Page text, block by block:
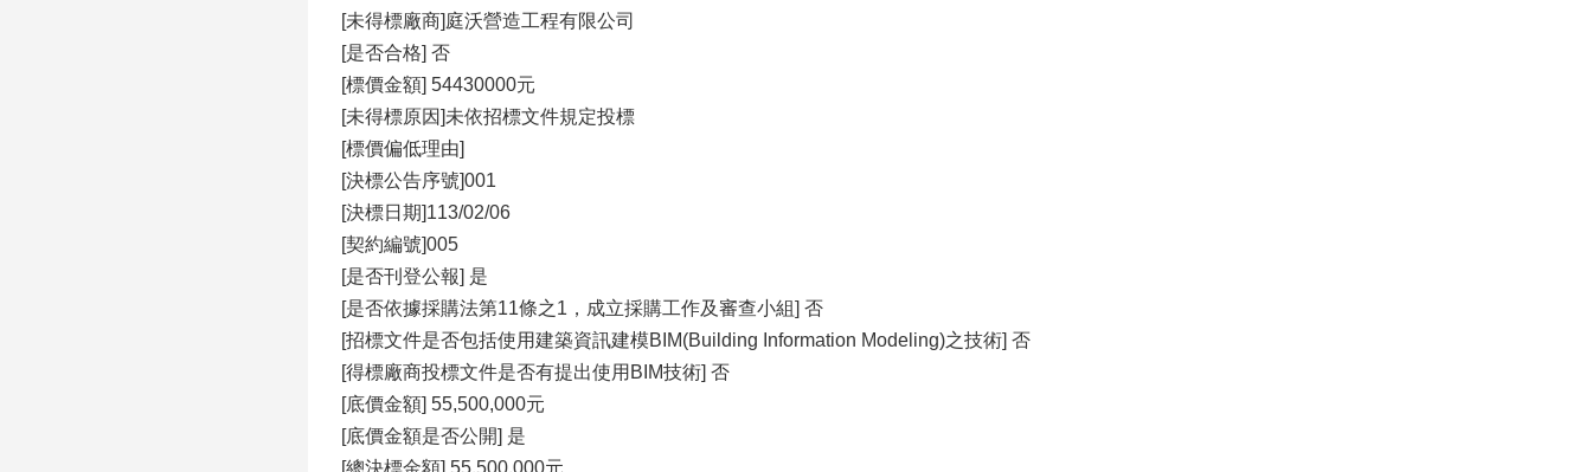
[未得標廠商]庭沃營造工程有限公司
[是否合格] 否
[標價金額] 54430000元
[未得標原因]未依招標文件規定投標
[標價偏低理由]
[決標公告序號]001
[決標日期]113/02/06
[契約編號]005
[是否刊登公報] 是
[是否依據採購法第11條之1，成立採購工作及審查小組] 否
[招標文件是否包括使用建築資訊建模BIM(Building Information Modeling)之技術] 否
[得標廠商投標文件是否有提出使用BIM技術] 否
[底價金額] 55,500,000元
[底價金額是否公開] 是
[總決標金額] 55,500,000元